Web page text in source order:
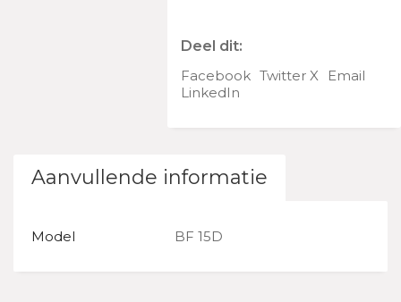
Deel dit:
Facebook Twitter X
Email
LinkedIn
Aanvullende informatie
Model BF 15D